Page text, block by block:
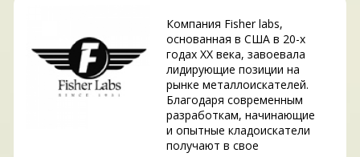
Компания Fisher labs,
основанная в США в 20-х
годах XX века, завоевала
лидирующие позиции на
рынке металлоискателей.
Благодаря современным
разработкам, начинающие
и опытные кладоискатели
получают в свое